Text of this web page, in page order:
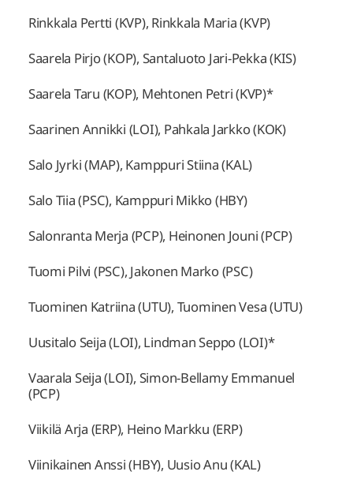
Rinkkala Pertti (KVP), Rinkkala Maria (KVP)
Saarela Pirjo (KOP), Santaluoto Jari-Pekka (KIS)
Saarela Taru (KOP), Mehtonen Petri (KVP)*
Saarinen Annikki (LOI), Pahkala Jarkko (KOK)
Salo Jyrki (MAP), Kamppuri Stiina (KAL)
Salo Tiia (PSC), Kamppuri Mikko (HBY)
Salonranta Merja (PCP), Heinonen Jouni (PCP)
Tuomi Pilvi (PSC), Jakonen Marko (PSC)
Tuominen Katriina (UTU), Tuominen Vesa (UTU)
Uusitalo Seija (LOI), Lindman Seppo (LOI)*
Vaarala Seija (LOI), Simon-Bellamy Emmanuel
(PCP)
Viikilä Arja (ERP), Heino Markku (ERP)
Viinikainen Anssi (HBY), Uusio Anu (KAL)